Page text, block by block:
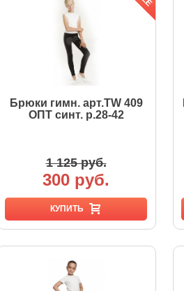
Брюки гимн. арт.TW 409
ОПТ синт. р.28-42
1 125 руб.
300 руб.
КУПИТЬ